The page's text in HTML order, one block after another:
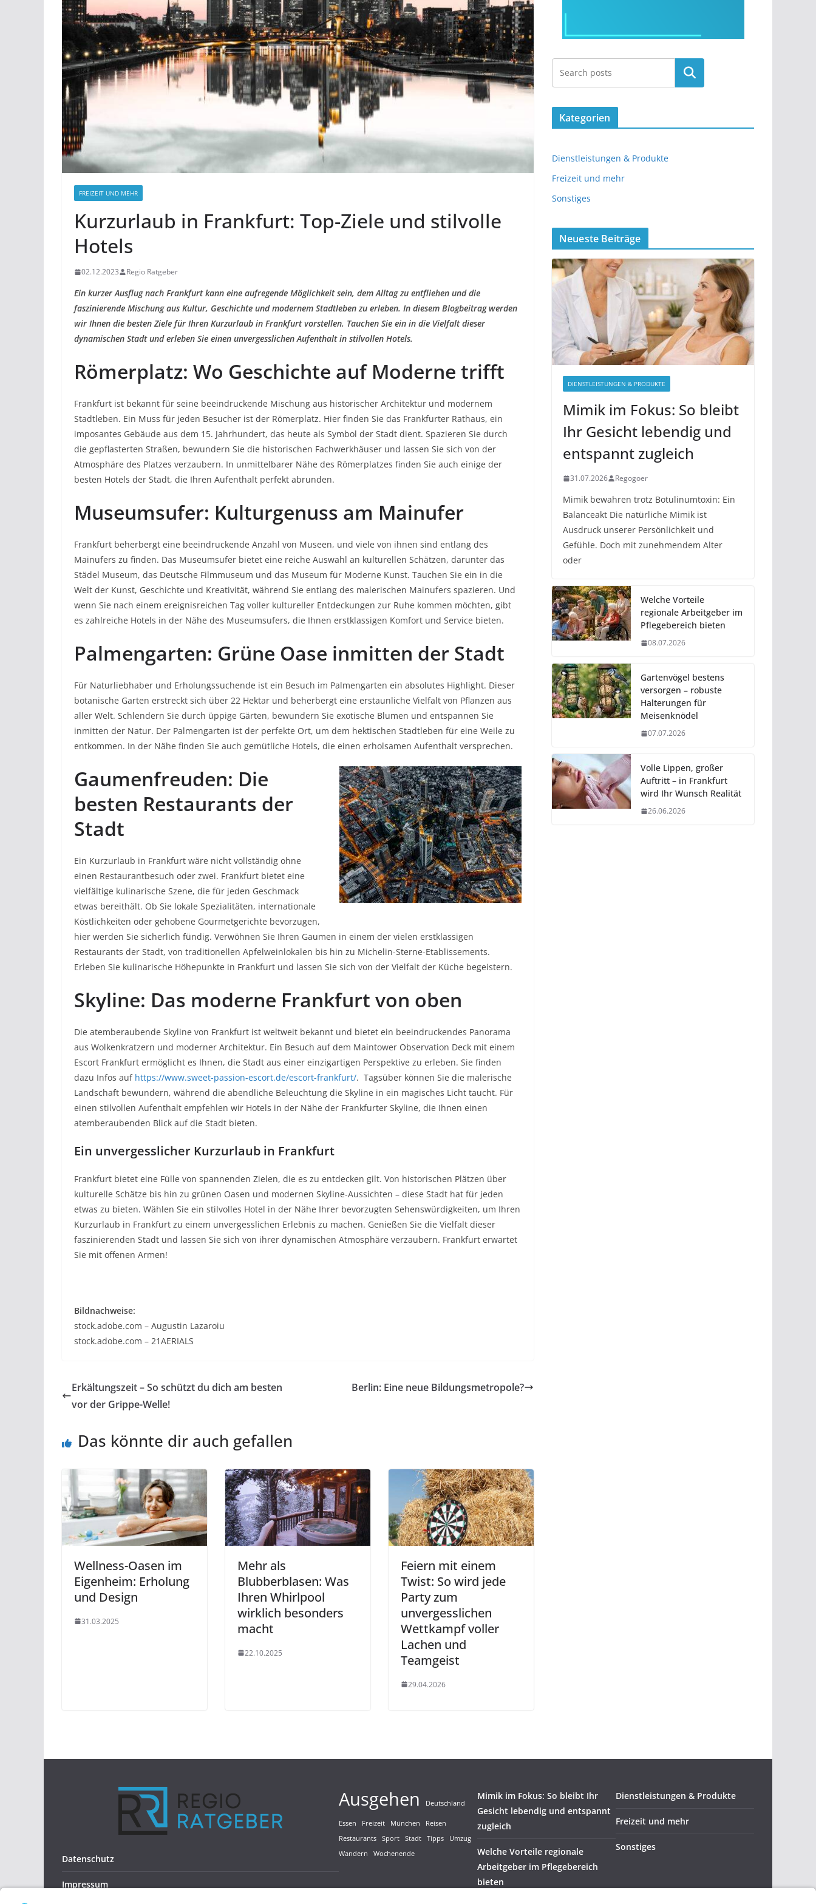
FREIZEIT UND MEHR
Kurzurlaub in Frankfurt: Top-Ziele und stilvolle
Hotels
02.12.2023 Regio Ratgeber
Ein kurzer Ausflug nach Frankfurt kann eine aufregende Möglichkeit sein, dem Alltag zu entfliehen und die
faszinierende Mischung aus Kultur, Geschichte und modernem Stadtleben zu erleben. In diesem Blogbeitrag werden
wir Ihnen die besten Ziele für Ihren Kurzurlaub in Frankfurt vorstellen. Tauchen Sie ein in die Vielfalt dieser
dynamischen Stadt und erleben Sie einen unvergesslichen Aufenthalt in stilvollen Hotels.
Römerplatz: Wo Geschichte auf Moderne trifft
Frankfurt ist bekannt für seine beeindruckende Mischung aus historischer Architektur und modernem
Stadtleben. Ein Muss für jeden Besucher ist der Römerplatz. Hier finden Sie das Frankfurter Rathaus, ein
imposantes Gebäude aus dem 15. Jahrhundert, das heute als Symbol der Stadt dient. Spazieren Sie durch
die gepflasterten Straßen, bewundern Sie die historischen Fachwerkhäuser und lassen Sie sich von der
Atmosphäre des Platzes verzaubern. In unmittelbarer Nähe des Römerplatzes finden Sie auch einige der
besten Hotels der Stadt, die Ihren Aufenthalt perfekt abrunden.
Museumsufer: Kulturgenuss am Mainufer
Frankfurt beherbergt eine beeindruckende Anzahl von Museen, und viele von ihnen sind entlang des
Mainufers zu finden. Das Museumsufer bietet eine reiche Auswahl an kulturellen Schätzen, darunter das
Städel Museum, das Deutsche Filmmuseum und das Museum für Moderne Kunst. Tauchen Sie ein in die
Welt der Kunst, Geschichte und Kreativität, während Sie entlang des malerischen Mainufers spazieren. Und
wenn Sie nach einem ereignisreichen Tag voller kultureller Entdeckungen zur Ruhe kommen möchten, gibt
es zahlreiche Hotels in der Nähe des Museumsufers, die Ihnen erstklassigen Komfort und Service bieten.
Palmengarten: Grüne Oase inmitten der Stadt
Für Naturliebhaber und Erholungssuchende ist ein Besuch im Palmengarten ein absolutes Highlight. Dieser
botanische Garten erstreckt sich über 22 Hektar und beherbergt eine erstaunliche Vielfalt von Pflanzen aus
aller Welt. Schlendern Sie durch üppige Gärten, bewundern Sie exotische Blumen und entspannen Sie
inmitten der Natur. Der Palmengarten ist der perfekte Ort, um dem hektischen Stadtleben für eine Weile zu
entkommen. In der Nähe finden Sie auch gemütliche Hotels, die einen erholsamen Aufenthalt versprechen.
Gaumenfreuden: Die
besten Restaurants der
Stadt
Ein Kurzurlaub in Frankfurt wäre nicht vollständig ohne
einen Restaurantbesuch oder zwei. Frankfurt bietet eine
vielfältige kulinarische Szene, die für jeden Geschmack
etwas bereithält. Ob Sie lokale Spezialitäten, internationale
Köstlichkeiten oder gehobene Gourmetgerichte bevorzugen,
hier werden Sie sicherlich fündig. Verwöhnen Sie Ihren Gaumen in einem der vielen erstklassigen
Restaurants der Stadt, von traditionellen Apfelweinlokalen bis hin zu Michelin-Sterne-Etablissements.
Erleben Sie kulinarische Höhepunkte in Frankfurt und lassen Sie sich von der Vielfalt der Küche begeistern.
Skyline: Das moderne Frankfurt von oben
Die atemberaubende Skyline von Frankfurt ist weltweit bekannt und bietet ein beeindruckendes Panorama
aus Wolkenkratzern und moderner Architektur. Ein Besuch auf dem Maintower Observation Deck mit einem
Escort Frankfurt ermöglicht es Ihnen, die Stadt aus einer einzigartigen Perspektive zu erleben. Sie finden
dazu Infos auf https://www.sweet-passion-escort.de/escort-frankfurt/. Tagsüber können Sie die malerische
Landschaft bewundern, während die abendliche Beleuchtung die Skyline in ein magisches Licht taucht. Für
einen stilvollen Aufenthalt empfehlen wir Hotels in der Nähe der Frankfurter Skyline, die Ihnen einen
atemberaubenden Blick auf die Stadt bieten.
Ein unvergesslicher Kurzurlaub in Frankfurt
Frankfurt bietet eine Fülle von spannenden Zielen, die es zu entdecken gilt. Von historischen Plätzen über
kulturelle Schätze bis hin zu grünen Oasen und modernen Skyline-Aussichten – diese Stadt hat für jeden
etwas zu bieten. Wählen Sie ein stilvolles Hotel in der Nähe Ihrer bevorzugten Sehenswürdigkeiten, um Ihren
Kurzurlaub in Frankfurt zu einem unvergesslichen Erlebnis zu machen. Genießen Sie die Vielfalt dieser
faszinierenden Stadt und lassen Sie sich von ihrer dynamischen Atmosphäre verzaubern. Frankfurt erwartet
Sie mit offenen Armen!
Bildnachweise:
stock.adobe.com – Augustin Lazaroiu
stock.adobe.com – 21AERIALS
Erkältungszeit – So schützt du dich am besten
vor der Grippe-Welle!
Berlin: Eine neue Bildungsmetropole?
Das könnte dir auch gefallen
Wellness-Oasen im
Eigenheim: Erholung
und Design
31.03.2025
Mehr als
Blubberblasen: Was
Ihren Whirlpool
wirklich besonders
macht
22.10.2025
Feiern mit einem
Twist: So wird jede
Party zum
unvergesslichen
Wettkampf voller
Lachen und
Teamgeist
29.04.2026
Kategorien
Dienstleistungen & Produkte
Freizeit und mehr
Sonstiges
Neueste Beiträge
DIENSTLEISTUNGEN & PRODUKTE
Mimik im Fokus: So bleibt
Ihr Gesicht lebendig und
entspannt zugleich
31.07.2026 Regogoer
Mimik bewahren trotz Botulinumtoxin: Ein
Balanceakt Die natürliche Mimik ist
Ausdruck unserer Persönlichkeit und
Gefühle. Doch mit zunehmendem Alter
oder
Welche Vorteile
regionale Arbeitgeber im
Pflegebereich bieten
08.07.2026
Gartenvögel bestens
versorgen – robuste
Halterungen für
Meisenknödel
07.07.2026
Volle Lippen, großer
Auftritt – in Frankfurt
wird Ihr Wunsch Realität
26.06.2026
Datenschutz
Impressum
Ausgehen Deutschland
Essen Freizeit München
Reisen
Restaurants
Sport Stadt Tipps
Umzug
Wandern
Wochenende
Mimik im Fokus: So bleibt Ihr
Gesicht lebendig und entspannt
zugleich
Welche Vorteile regionale
Arbeitgeber im Pflegebereich
bieten
Dienstleistungen & Produkte
Freizeit und mehr
Sonstiges